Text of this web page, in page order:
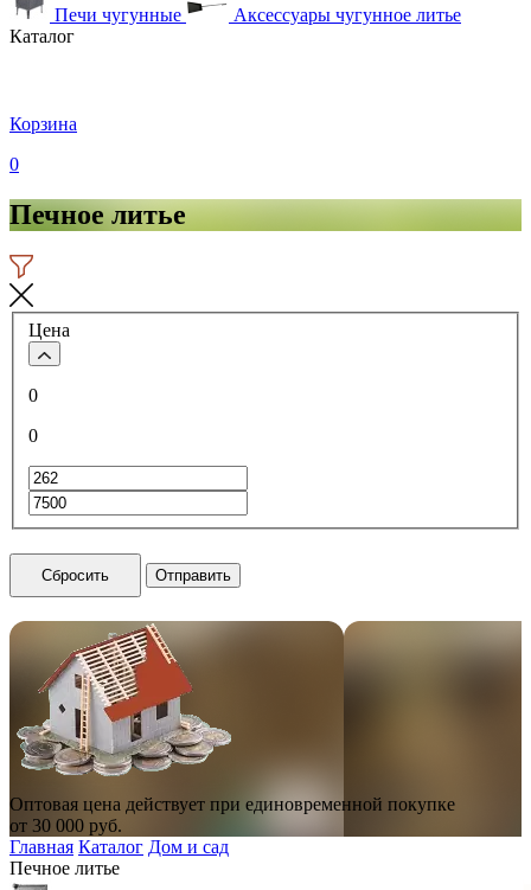
Печи чугунные
Аксессуары чугунное литье
Каталог
Корзина
0
Печное литье
Цена
0
0
Сбросить Отправить
Оптовая цена действует при единовременной покупке
от 30 000 руб.
Главная Каталог Дом и сад
Печное литье